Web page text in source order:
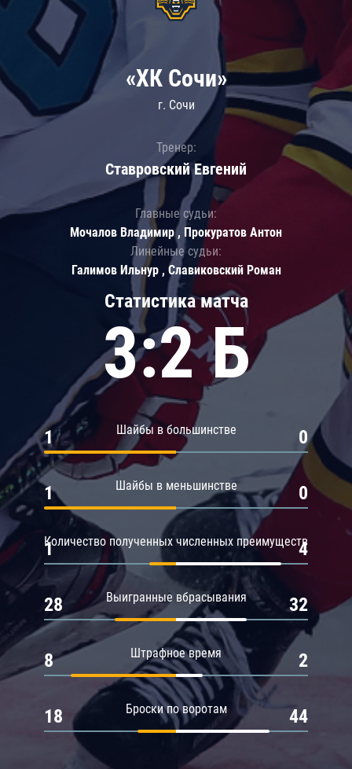
Статистика матча
3:2 Б
Шайбы в большинстве
1 0
Шайбы в меньшинстве
1 0
Количество полученных численных преимуществ
1 4
Выигранные вбрасывания
28 32
Штрафное время
8 2
Броски по воротам
18 44
«ХК Сочи»
г. Сочи
Тренер:
Ставровский Евгений
Главные судьи:
Мочалов Владимир , Прокуратов Антон
Линейные судьи:
Галимов Ильнур , Славиковский Роман